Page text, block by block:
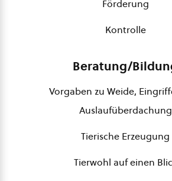
Förderung
Kontrolle
Beratung/
Vorgaben zu Weide,
Auslaufüberdachung
Tierische Erzeugung
Tierwohl auf einen